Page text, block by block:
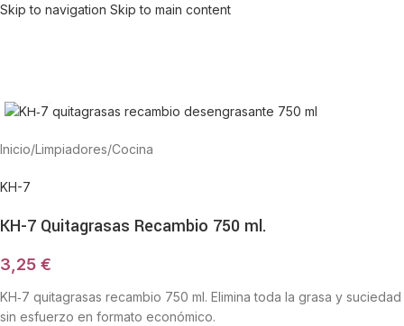
Skip to navigation Skip to main content
Inicio/Limpiadores/Cocina
KH-7
KH-7 Quitagrasas Recambio 750 ml.
3,25 €
KH‑7 quitagrasas recambio 750 ml. Elimina toda la grasa y suciedad
sin esfuerzo en formato económico.